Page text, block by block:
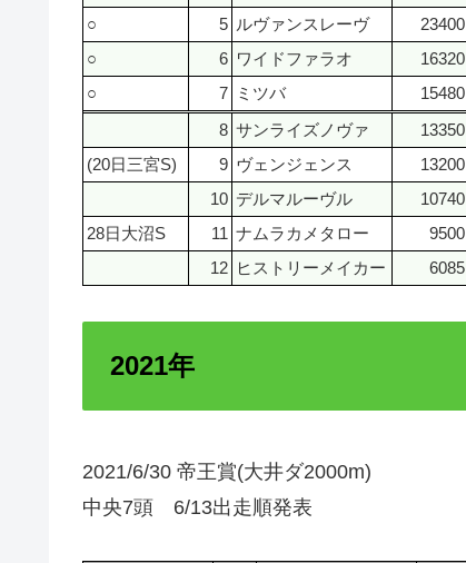
○
5 ルヴァンスレーヴ 23400
○
6 ワイドファラオ 16320
○
7 ミツバ 15480
8 サンライズノヴァ 13350
(20日三宮S)
9 ヴェンジェンス 13200
10 デルマルーヴル 10740
28日大沼S
11 ナムラカメタロー 9500
12
ヒストリーメイカー 6085
2021年
2021/6/30 帝王賞(大井ダ2000m)
中央7頭 6/13出走順発表